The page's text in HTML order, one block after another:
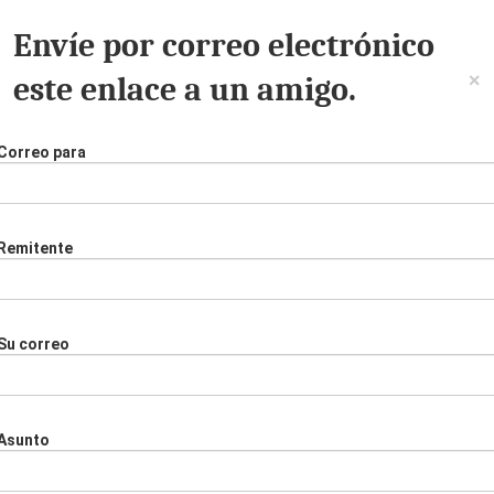
Envíe por correo electrónico
este enlace a un amigo.
×
para
correo